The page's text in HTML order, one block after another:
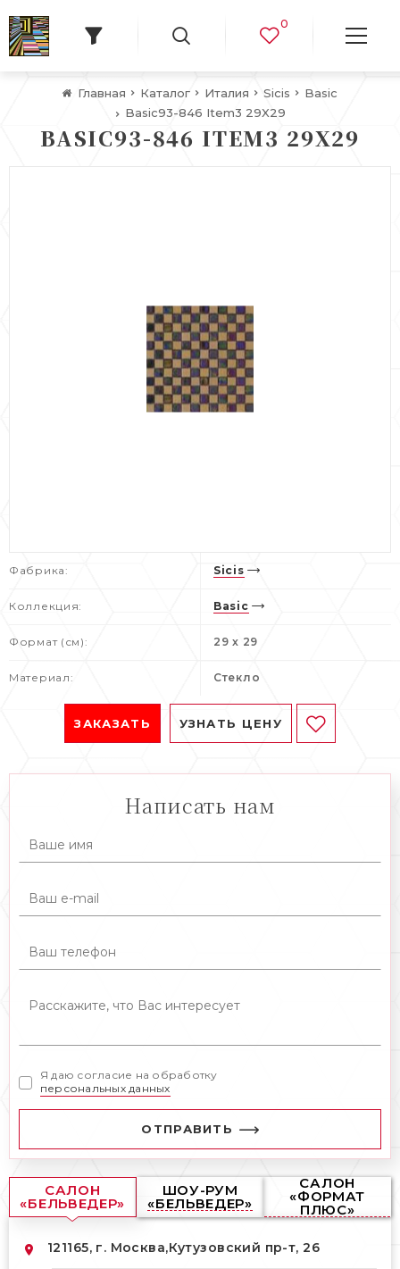
0
Главная Каталог Италия Sicis
Basic
Basic93-846 Item3 29X29
BASIC93-846 ITEM3 29X29
Фабрика: Sicis
Коллекция: Basic
Формат (см): 29 x 29
Материал: Стекло
ЗАКАЗАТЬ УЗНАТЬ ЦЕНУ
Написать нам
Я даю согласие на обработку
персональных данных
ОТПРАВИТЬ
САЛОН
«БЕЛЬВЕДЕР»
ШОУ-РУМ
«БЕЛЬВЕДЕР»
САЛОН
«ФОРМАТ
ПЛЮС»
121165, г. Москва,Кутузовский пр-т, 26